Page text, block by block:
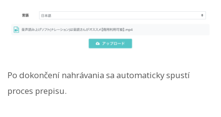
Po dokončení nahrávania sa automaticky spustí
proces prepisu.